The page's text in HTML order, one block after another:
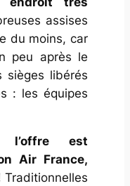
assises
du moins, car
peu après le
sièges libérés
: les équipes
l’offre est
Air France,
Traditionnelles